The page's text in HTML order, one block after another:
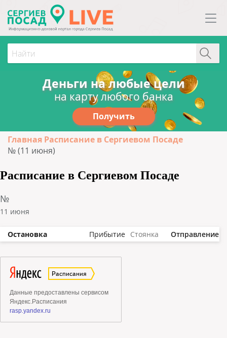
Деньги на любые цели
на карту любого банка
Получить
Главная Расписание в Сергиевом Посаде
№ (11 июня)
Расписание в Сергиевом Посаде
№
11 июня
Остановка Прибытие Стоянка Отправление